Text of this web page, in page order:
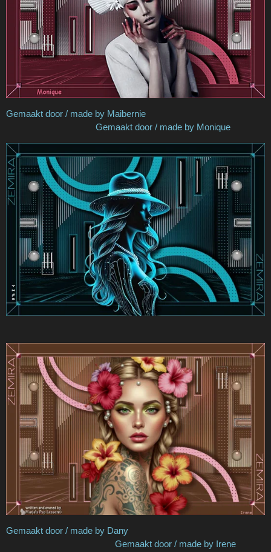
Gemaakt door / made by Maibernie
Gemaakt door / made by Monique
Gemaakt door / made by Dany
Gemaakt door / made by Irene